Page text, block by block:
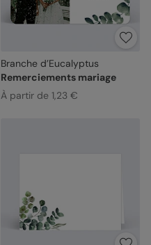
Branche d’Eucalyptus
Remerciements mariage
À partir de 1,23 €